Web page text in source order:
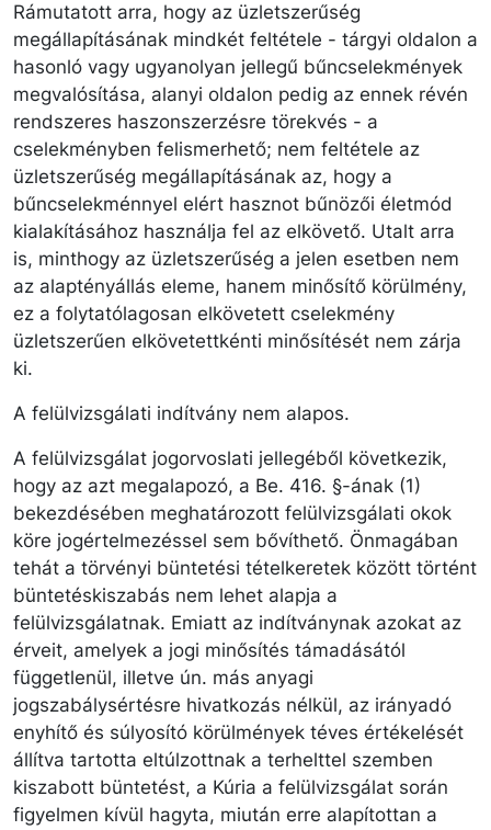
Rámutatott arra, hogy az üzletszerűség
megállapításának mindkét feltétele - tárgyi oldalon a
hasonló vagy ugyanolyan jellegű bűncselekmények
megvalósítása, alanyi oldalon pedig az ennek révén
rendszeres haszonszerzésre törekvés - a
cselekményben felismerhető; nem feltétele az
üzletszerűség megállapításának az, hogy a
bűncselekménnyel elért hasznot bűnözői életmód
kialakításához használja fel az elkövető. Utalt arra
is, minthogy az üzletszerűség a jelen esetben nem
az alaptényállás eleme, hanem minősítő körülmény,
ez a folytatólagosan elkövetett cselekmény
üzletszerűen elkövetettkénti minősítését nem zárja
ki.
A felülvizsgálati indítvány nem alapos.
A felülvizsgálat jogorvoslati jellegéből következik,
hogy az azt megalapozó, a Be. 416. §-ának (1)
bekezdésében meghatározott felülvizsgálati okok
köre jogértelmezéssel sem bővíthető. Önmagában
tehát a törvényi büntetési tételkeretek között történt
büntetéskiszabás nem lehet alapja a
felülvizsgálatnak. Emiatt az indítványnak azokat az
érveit, amelyek a jogi minősítés támadásától
függetlenül, illetve ún. más anyagi
jogszabálysértésre hivatkozás nélkül, az irányadó
enyhítő és súlyosító körülmények téves értékelését
állítva tartotta eltúlzottnak a terhelttel szemben
kiszabott büntetést, a Kúria a felülvizsgálat során
figyelmen kívül hagyta, miután erre alapítottan a